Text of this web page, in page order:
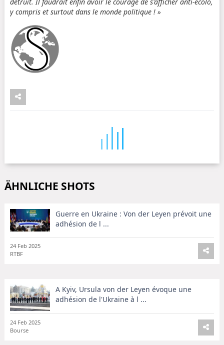
y compris et surtout dans le monde politique ! »
ÄHNLICHE SHOTS
Guerre en Ukraine : Von der Leyen prévoit une
adhésion de l ...
24 Feb 2025
RTBF
A Kyiv, Ursula von der Leyen évoque une
adhésion de l'Ukraine à l ...
24 Feb 2025
Bourse